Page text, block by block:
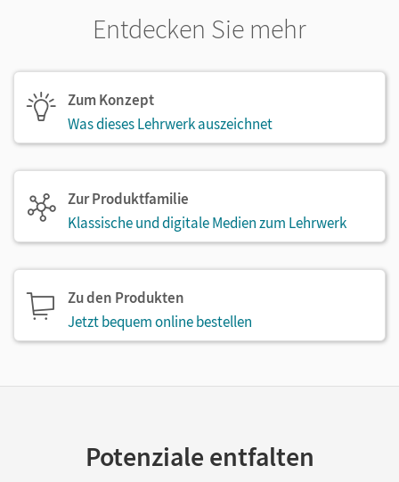
Entdecken Sie mehr
Zum Konzept
Was dieses Lehrwerk auszeichnet
Zur Produktfamilie
Klassische und digitale Medien zum Lehrwerk
Zu den Produkten
Jetzt bequem online bestellen
Potenziale entfalten